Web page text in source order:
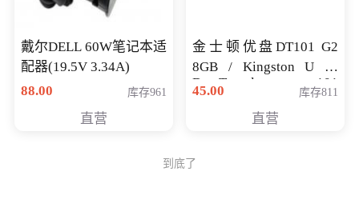
戴尔DELL 60W笔记本适
配器(19.5V 3.34A)
88.00
库存961
直营
金士顿优盘DT101 G2
8GB / Kingston U 盘
DataTraveler 101
Generati
45.00 库存811
直营
到底了